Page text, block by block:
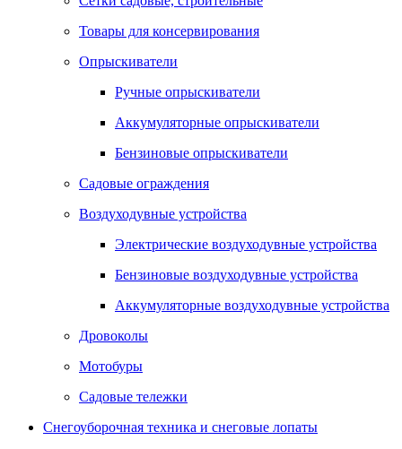
Товары для консервирования
Опрыскиватели
Ручные опрыскиватели
Аккумуляторные опрыскиватели
Бензиновые опрыскиватели
Садовые ограждения
Воздуходувные устройства
Электрические воздуходувные устройства
Бензиновые воздуходувные устройства
Аккумуляторные воздуходувные устройства
Дровоколы
Мотобуры
Садовые тележки
Снегоуборочная техника и снеговые лопаты